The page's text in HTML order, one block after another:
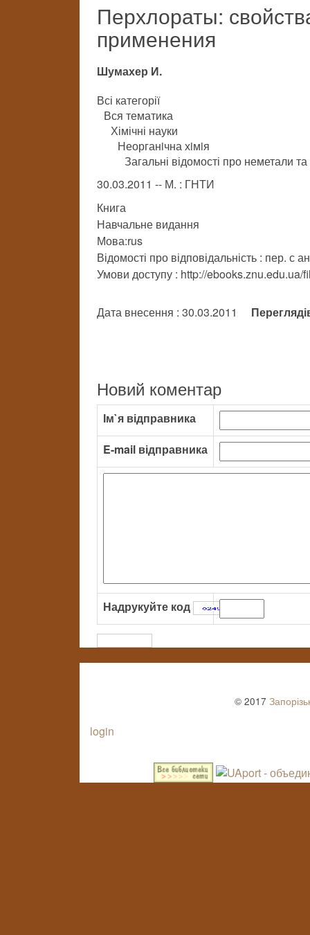
Перхлораты:
применения
Шумахер И.
Всі категорії
Вся тематика
Хімічні науки
Неорганiчна хiмiя
Загальні відомості про неметали
30.03.2011 -- М. : ГНТИ
Книга
Навчальне видання
Мова:rus
Відомості про відповідальність : пер. с
Умови доступу : http://
Дата внесення : 30.03.2011
Новий коментар
Ім`я відправника
E-mail відправника
Надрукуйте код
© 2017
login